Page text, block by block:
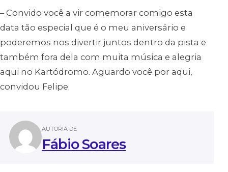
– Convido você a vir comemorar comigo esta
data tão especial que é o meu aniversário e
poderemos nos divertir juntos dentro da pista e
também fora dela com muita música e alegria
aqui no Kartódromo. Aguardo você por aqui,
convidou Felipe.
AUTORIA DE
Fábio Soares